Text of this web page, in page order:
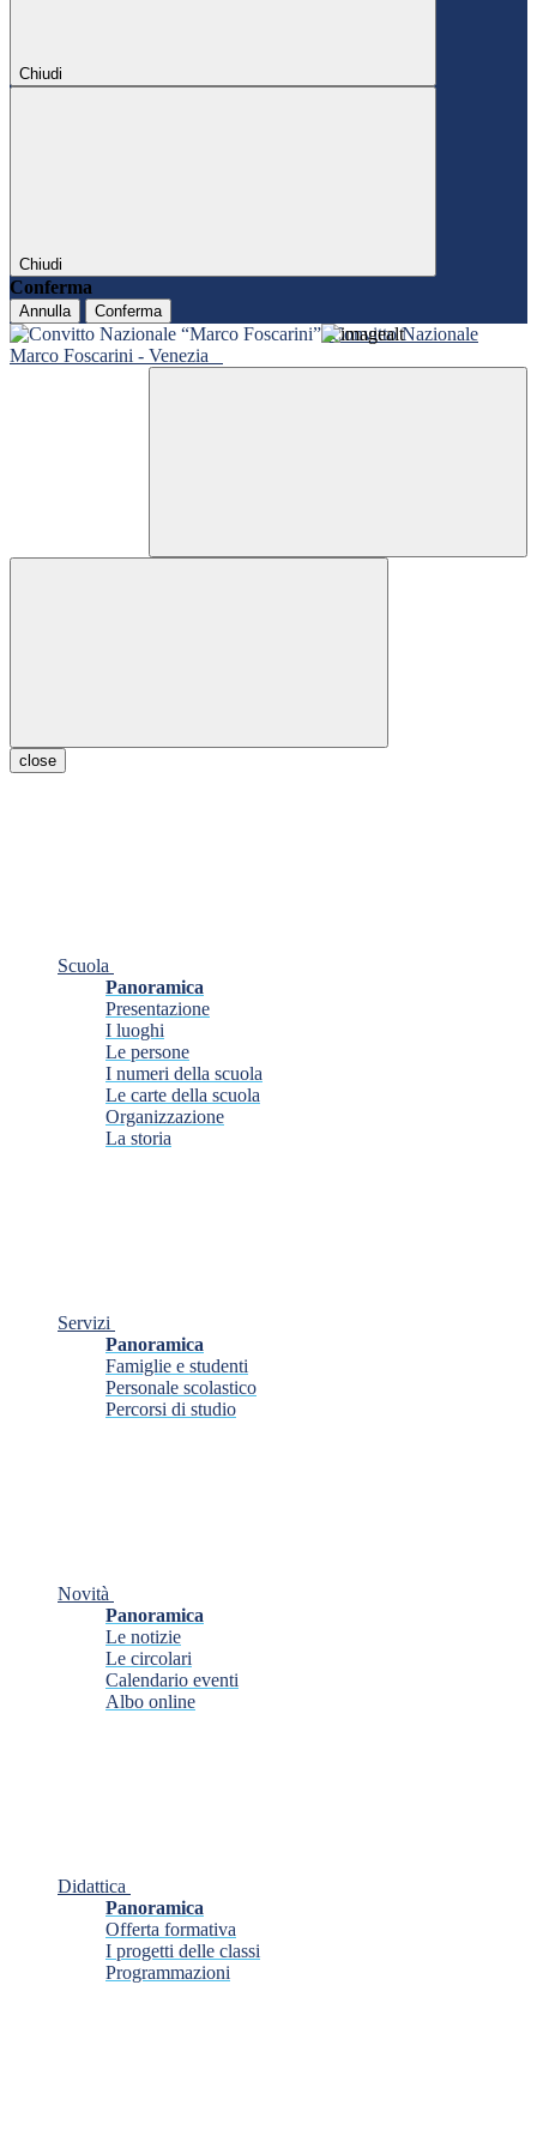
Chiudi
Chiudi
Conferma
Annulla Conferma
Convitto Nazionale
Marco Foscarini - Venezia
close
Scuola
Panoramica
Presentazione
I luoghi
Le persone
I numeri della scuola
Le carte della scuola
Organizzazione
La storia
Servizi
Panoramica
Famiglie e studenti
Personale scolastico
Percorsi di studio
Novità
Panoramica
Le notizie
Le circolari
Calendario eventi
Albo online
Didattica
Panoramica
Offerta formativa
I progetti delle classi
Programmazioni